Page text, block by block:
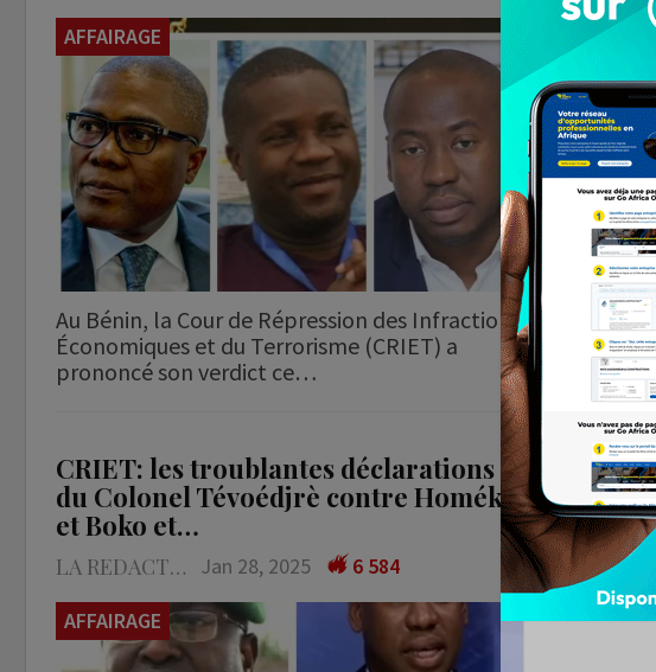
AFFAIRAGE
Au Bénin, la Cour de Répression des Infractions
Économiques et du Terrorisme (CRIET) a
prononcé son verdict ce…
AFFAIRAGE
Après
CRIET: les troublantes déclarations
du Colonel Tévoédjrè contre Homéky
et Boko et…
LA REDACTION Jan 28, 2025
6 584
AFFAIRAGE